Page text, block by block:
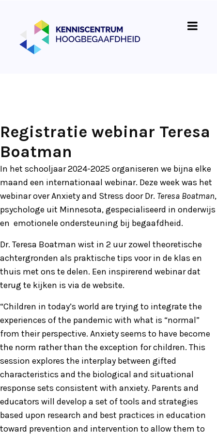
Registratie webinar Teresa
Boatman
In het schooljaar 2024-2025 organiseren we bijna elke
maand een internationaal webinar. Deze week was het
webinar over Anxiety and Stress door Dr. Teresa Boatman,
psychologe uit Minnesota, gespecialiseerd in onderwijs
en emotionele ondersteuning bij begaafdheid.
Dr. Teresa Boatman wist in 2 uur zowel theoretische
achtergronden als praktische tips voor in de klas en
thuis met ons te delen. Een inspirerend webinar dat
terug te kijken is via de website.
“Children in today’s world are trying to integrate the
experiences of the pandemic with what is “normal”
from their perspective. Anxiety seems to have become
the norm rather than the exception for children. This
session explores the interplay between gifted
characteristics and the biological and situational
response sets consistent with anxiety. Parents and
educators will develop a set of tools and strategies
based upon research and best practices in education
toward prevention and intervention to allow them to